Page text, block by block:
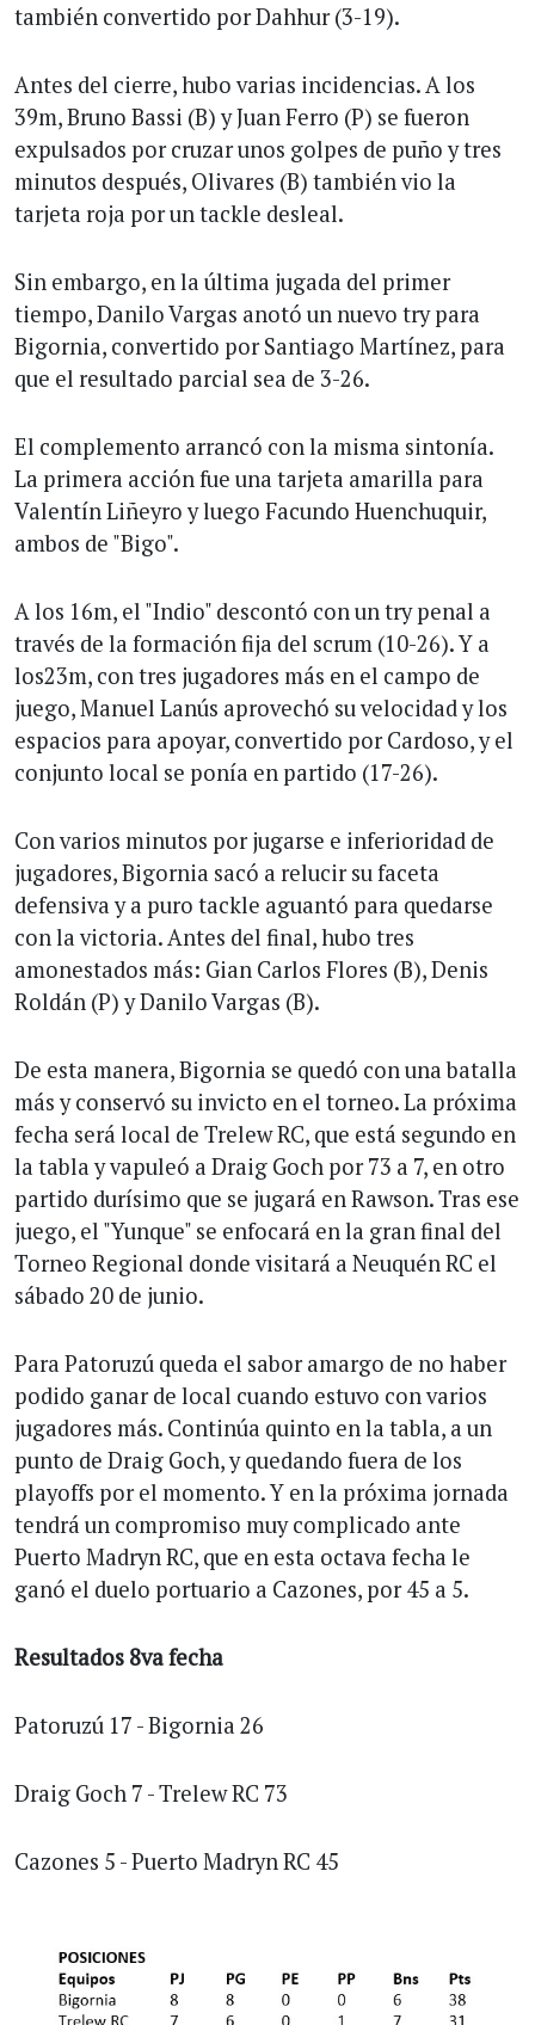
también convertido por Dahhur (3-19).
Antes del cierre, hubo varias incidencias. A los
39m, Bruno Bassi (B) y Juan Ferro (P) se fueron
expulsados por cruzar unos golpes de puño y tres
minutos después, Olivares (B) también vio la
tarjeta roja por un tackle desleal.
Sin embargo, en la última jugada del primer
tiempo, Danilo Vargas anotó un nuevo try para
Bigornia, convertido por Santiago Martínez, para
que el resultado parcial sea de 3-26.
El complemento arrancó con la misma sintonía.
La primera acción fue una tarjeta amarilla para
Valentín Liñeyro y luego Facundo Huenchuquir,
ambos de "Bigo".
A los 16m, el "Indio" descontó con un try penal a
través de la formación fija del scrum (10-26). Y a
los23m, con tres jugadores más en el campo de
juego, Manuel Lanús aprovechó su velocidad y los
espacios para apoyar, convertido por Cardoso, y el
conjunto local se ponía en partido (17-26).
Con varios minutos por jugarse e inferioridad de
jugadores, Bigornia sacó a relucir su faceta
defensiva y a puro tackle aguantó para quedarse
con la victoria. Antes del final, hubo tres
amonestados más: Gian Carlos Flores (B), Denis
Roldán (P) y Danilo Vargas (B).
De esta manera, Bigornia se quedó con una batalla
más y conservó su invicto en el torneo. La próxima
fecha será local de Trelew RC, que está segundo en
la tabla y vapuleó a Draig Goch por 73 a 7, en otro
partido durísimo que se jugará en Rawson. Tras ese
juego, el "Yunque" se enfocará en la gran final del
Torneo Regional donde visitará a Neuquén RC el
sábado 20 de junio.
Para Patoruzú queda el sabor amargo de no haber
podido ganar de local cuando estuvo con varios
jugadores más. Continúa quinto en la tabla, a un
punto de Draig Goch, y quedando fuera de los
playoffs por el momento. Y en la próxima jornada
tendrá un compromiso muy complicado ante
Puerto Madryn RC, que en esta octava fecha le
ganó el duelo portuario a Cazones, por 45 a 5.
Resultados 8va fecha
Patoruzú 17 - Bigornia 26
Draig Goch 7 - Trelew RC 73
Cazones 5 - Puerto Madryn RC 45